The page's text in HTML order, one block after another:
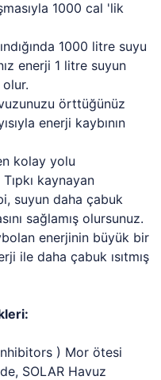
1000 cal 'lik
1000 litre suyu
enerji 1 litre suyun
örttüğünüz
enerji kaybının
kolay yolu
kaynayan
suyun daha çabuk
sağlamış olursunuz.
enerjinin büyük bir
ile daha çabuk ısıtmış
) Mor ötesi
SOLAR Havuz